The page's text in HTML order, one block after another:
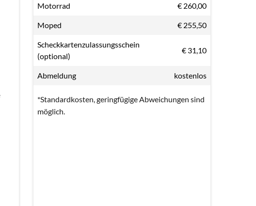
Motorrad € 260,00
Moped € 255,50
Scheckkartenzulassungsschein
(optional)
€ 31,10
Abmeldung kostenlos
*Standardkosten, geringfügige Abweichungen sind
möglich.